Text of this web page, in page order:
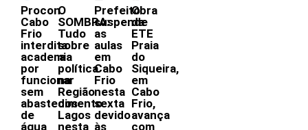
Procon
Cabo
Frio
interdita
academia
por
funcionar
sem
abastecimento
de
água
O
SOMBRA:
Tudo
sobre
a
política
na
Região
dos
Lagos
nesta
Prefeito
suspende
as
aulas
em
Cabo
Frio
nesta
sexta
devido
às
Obra
da
ETE
Praia
do
Siqueira,
em
Cabo
Frio,
avança
com